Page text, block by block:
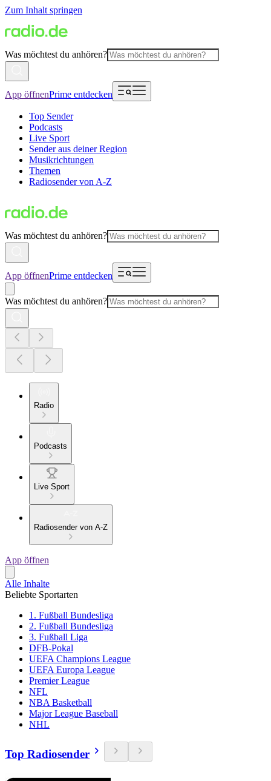
Zum Inhalt springen
Was möchtest du anhören?
App öffnenPrime entdecken
Top Sender
Podcasts
Live Sport
Sender aus deiner Region
Musikrichtungen
Themen
Radiosender von A-Z
Was möchtest du anhören?
App öffnenPrime entdecken
Was möchtest du anhören?
Radio
Podcasts
Live Sport
Radiosender von A-Z
App öffnen
Alle Inhalte
Beliebte Sportarten
1. Fußball Bundesliga
2. Fußball Bundesliga
3. Fußball Liga
DFB-Pokal
UEFA Champions League
UEFA Europa League
Premier League
NFL
NBA Basketball
Major League Baseball
NHL
Top Radiosender